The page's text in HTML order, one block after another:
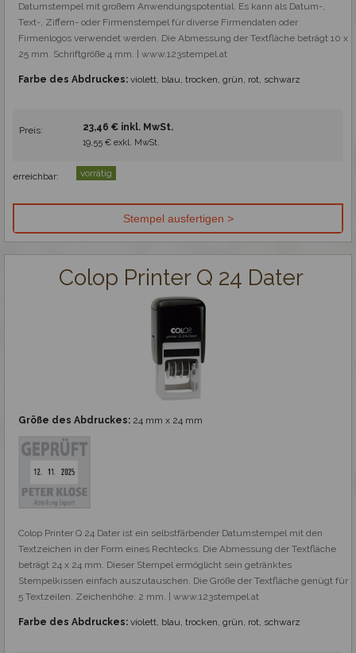
Datumstempel mit großem Anwendungspotential. Es kann als Datum-,
Text-, Ziffern- oder Firmenstempel für diverse Firmendaten oder
Firmenlogos verwendet werden. Die Abmessung der Textfläche beträgt 10 x
25 mm. Schriftgröße 4 mm. | www.123stempel.at
Farbe des Abdruckes: violett, blau, trocken, grün, rot, schwarz
Preis: 23,46 € inkl. MwSt.
19,55 € exkl. MwSt.
erreichbar: vorrätig
Colop Printer Q 24 Dater
Größe des Abdruckes: 24 mm x 24 mm
Colop Printer Q 24 Dater ist ein selbstfärbender Datumstempel mit den
Textzeichen in der Form eines Rechtecks. Die Abmessung der Textfläche
beträgt 24 x 24 mm. Dieser Stempel ermöglicht sein getränktes
Stempelkissen einfach auszutauschen. Die Größe der Textfläche genügt für
5 Textzeilen. Zeichenhöhe: 2 mm. | www.123stempel.at
Farbe des Abdruckes: violett, blau, trocken, grün, rot, schwarz